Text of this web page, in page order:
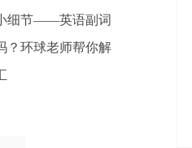
细节——英语副词
？环球老师帮你解